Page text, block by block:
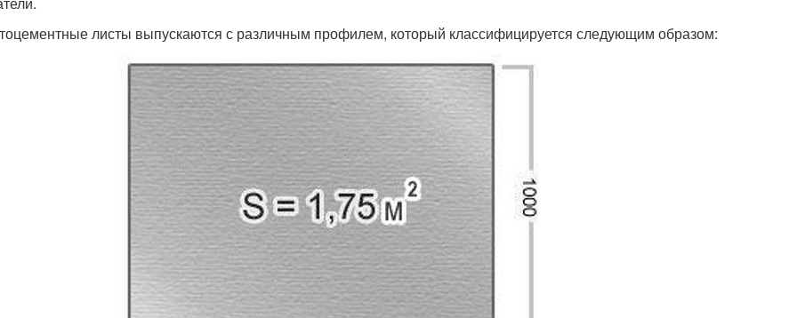
листы выпускаются с различным профилем, который классифицируется следующим образом: